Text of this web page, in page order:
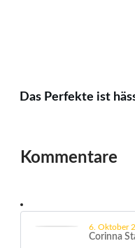
Das Perfekte ist
Kommentare
Corinna
6. Oktober